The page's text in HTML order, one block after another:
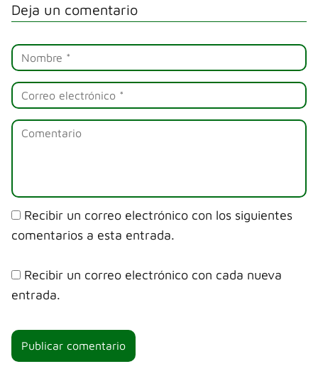
Deja un comentario
Recibir un correo electrónico con los siguientes
comentarios a esta entrada.
Recibir un correo electrónico con cada nueva
entrada.